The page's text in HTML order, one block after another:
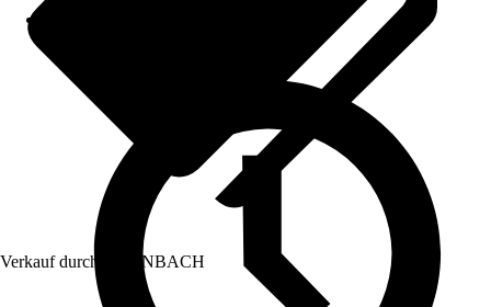
Verkauf durch: HORNBACH